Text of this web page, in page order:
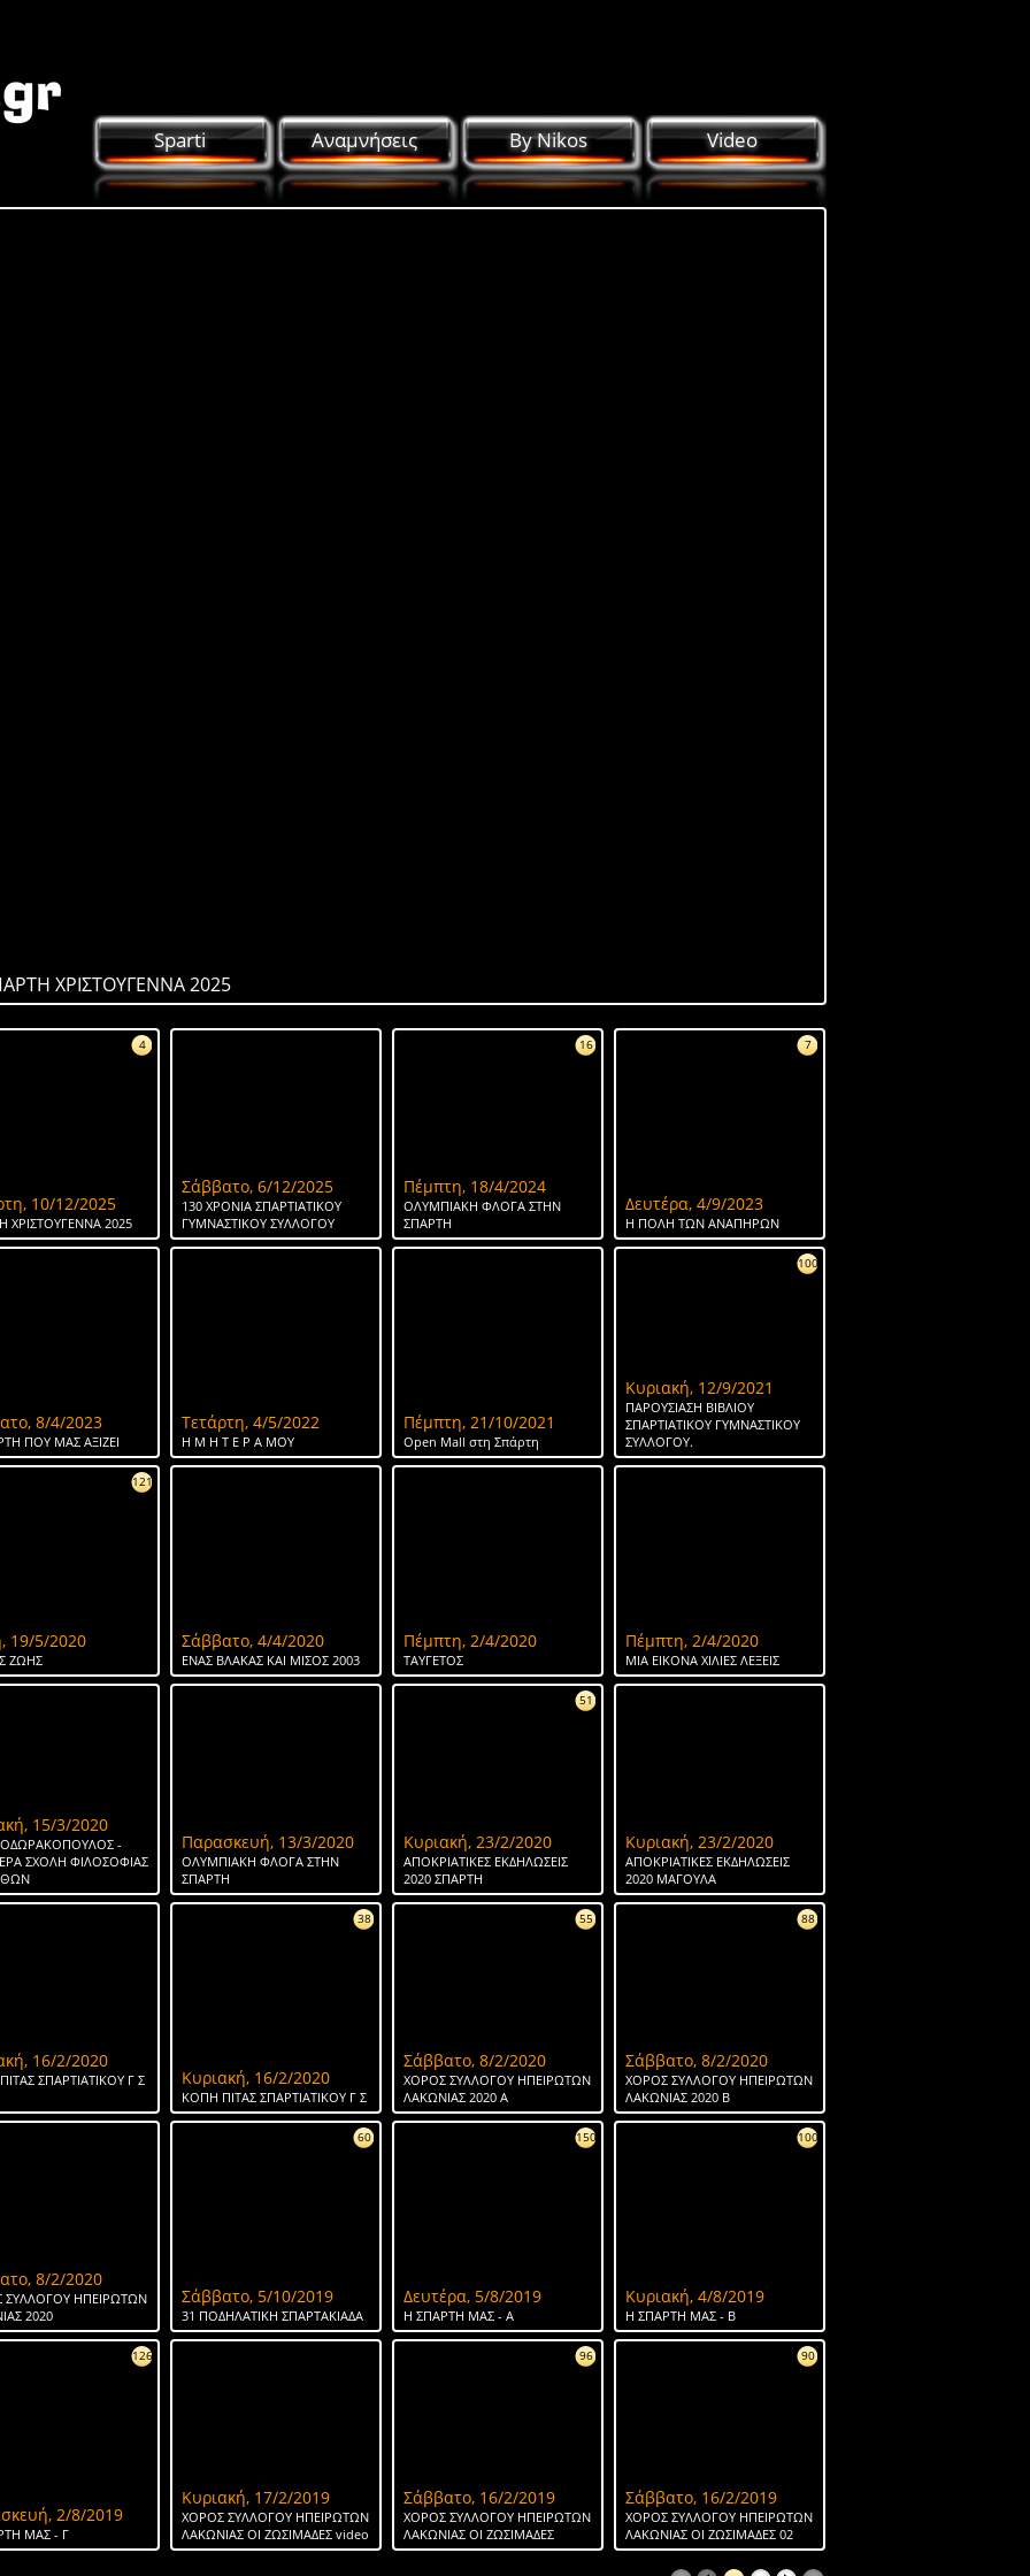
Sparti Αναμνήσεις By Nikos Video
ΧΡΙΣΤΟΥΓΕΝΝΑ 2025
4
10/12/2025
ΧΡΙΣΤΟΥΓΕΝΝΑ 2025
Σάββατο, 6/12/2025
130 ΧΡΟΝΙΑ ΣΠΑΡΤΙΑΤΙΚΟΥ
ΓΥΜΝΑΣΤΙΚΟΥ ΣΥΛΛΟΓΟΥ
16
Πέμπτη, 18/4/2024
ΟΛΥΜΠΙΑΚΗ ΦΛΟΓΑ ΣΤΗΝ
ΣΠΑΡΤΗ
7
Δευτέρα, 4/9/2023
Η ΠΟΛΗ ΤΩΝ ΑΝΑΠΗΡΩΝ
8/4/2023
ΠΟΥ ΜΑΣ ΑΞΙΖΕΙ
Τετάρτη, 4/5/2022
Η Μ Η Τ Ε Ρ Α ΜΟΥ
Πέμπτη, 21/10/2021
Open Mall στη Σπάρτη
100
Κυριακή, 12/9/2021
ΠΑΡΟΥΣΙΑΣΗ ΒΙΒΛΙΟΥ
ΣΠΑΡΤΙΑΤΙΚΟΥ ΓΥΜΝΑΣΤΙΚΟΥ
ΣΥΛΛΟΓΟΥ.
121
19/5/2020
ΖΩΗΣ
Σάββατο, 4/4/2020
ΕΝΑΣ ΒΛΑΚΑΣ ΚΑΙ ΜΙΣΟΣ 2003
Πέμπτη, 2/4/2020
ΤΑΥΓΕΤΟΣ
Πέμπτη, 2/4/2020
ΜΙΑ ΕΙΚΟΝΑ ΧΙΛΙΕΣ ΛΕΞΕΙΣ
15/3/2020
-
ΣΧΟΛΗ ΦΙΛΟΣΟΦΙΑΣ
Παρασκευή, 13/3/2020
ΟΛΥΜΠΙΑΚΗ ΦΛΟΓΑ ΣΤΗΝ
ΣΠΑΡΤΗ
51
Κυριακή, 23/2/2020
ΑΠΟΚΡΙΑΤΙΚΕΣ ΕΚΔΗΛΩΣΕΙΣ
2020 ΣΠΑΡΤΗ
Κυριακή, 23/2/2020
ΑΠΟΚΡΙΑΤΙΚΕΣ ΕΚΔΗΛΩΣΕΙΣ
2020 ΜΑΓΟΥΛΑ
16/2/2020
ΣΠΑΡΤΙΑΤΙΚΟΥ Γ Σ
38
Κυριακή, 16/2/2020
ΚΟΠΗ ΠΙΤΑΣ ΣΠΑΡΤΙΑΤΙΚΟΥ Γ Σ
55
Σάββατο, 8/2/2020
ΧΟΡΟΣ ΣΥΛΛΟΓΟΥ ΗΠΕΙΡΩΤΩΝ
ΛΑΚΩΝΙΑΣ 2020 Α
88
Σάββατο, 8/2/2020
ΧΟΡΟΣ ΣΥΛΛΟΓΟΥ ΗΠΕΙΡΩΤΩΝ
ΛΑΚΩΝΙΑΣ 2020 Β
8/2/2020
ΣΥΛΛΟΓΟΥ ΗΠΕΙΡΩΤΩΝ
2020
60
Σάββατο, 5/10/2019
31 ΠΟΔΗΛΑΤΙΚΗ ΣΠΑΡΤΑΚΙΑΔΑ
150
Δευτέρα, 5/8/2019
H ΣΠΑΡΤΗ ΜΑΣ - Α
100
Κυριακή, 4/8/2019
H ΣΠΑΡΤΗ ΜΑΣ - Β
126
2/8/2019
ΜΑΣ - Γ
Κυριακή, 17/2/2019
ΧΟΡΟΣ ΣΥΛΛΟΓΟΥ ΗΠΕΙΡΩΤΩΝ
ΛΑΚΩΝΙΑΣ ΟΙ ΖΩΣΙΜΑΔΕΣ video
96
Σάββατο, 16/2/2019
ΧΟΡΟΣ ΣΥΛΛΟΓΟΥ ΗΠΕΙΡΩΤΩΝ
ΛΑΚΩΝΙΑΣ ΟΙ ΖΩΣΙΜΑΔΕΣ
90
Σάββατο, 16/2/2019
ΧΟΡΟΣ ΣΥΛΛΟΓΟΥ ΗΠΕΙΡΩΤΩΝ
ΛΑΚΩΝΙΑΣ ΟΙ ΖΩΣΙΜΑΔΕΣ 02